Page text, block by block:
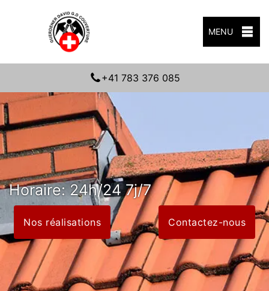
MENU
+41 783 376 085
Horaire: 24h/24 7j/7
Nos réalisations Contactez-nous